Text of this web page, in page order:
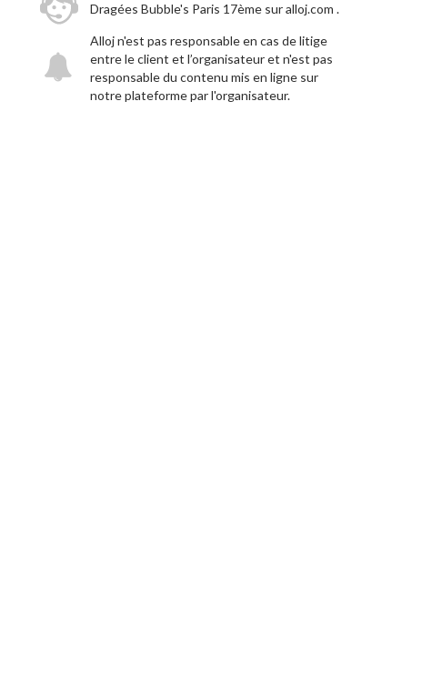
Dragées Bubble's Paris 17ème sur alloj.com .
Alloj n'est pas responsable en cas de litige
entre le client et l’organisateur et n'est pas
responsable du contenu mis en ligne sur
notre plateforme par l'organisateur.